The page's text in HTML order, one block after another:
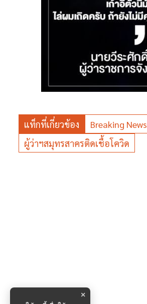
แท็กที่เกี่ยวข้อง Breaking News
ผู้ว่าฯสมุทรสาครติดเชื้อโควิด
×